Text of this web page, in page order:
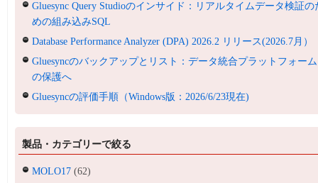
Gluesync Query Studioのインサイド：リアルタイムデータ検証の
めの組み込みSQL
Database Performance Analyzer (DPA) 2026.2 リリース(2026.7月）
Gluesyncのバックアップとリスト：データ統合プラットフォーム
の保護へ
Gluesyncの評価手順（Windows版：2026/6/23現在)
製品・カテゴリーで絞る
MOLO17 (62)